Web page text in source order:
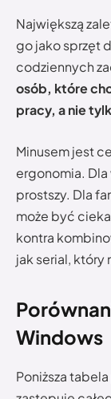
Największą
go jako sprzęt
codziennych
osób, które
pracy, a nie
Minusem jest
ergonomia.
prostszy. Dla
może być
kontra
jak serial, który
Windows
Poniższa